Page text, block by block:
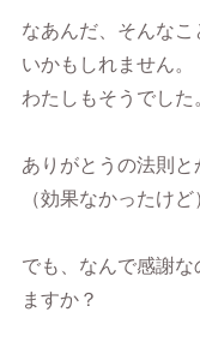
なあんだ、そんな
いかもしれません。
わたしもそうでした
ありがとうの法則と
（効果なかったけど
でも、なんで感謝
ますか？